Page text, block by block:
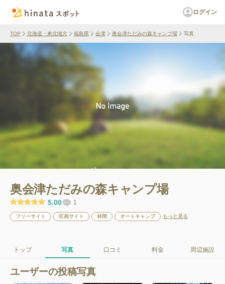
ログイン
TOP 北海道・東北地方 福島県 会津 奥会津ただみの森キャンプ場 写真
奥会津ただみの森キャンプ場
5.00 1
フリーサイト 区画サイト 林間 オートキャンプ もっと見る
トップ 写真 口コミ 料金 周辺施設
ユーザーの投稿写真